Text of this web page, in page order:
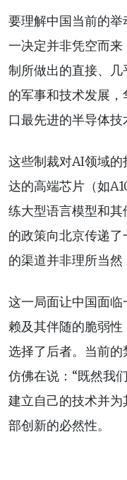
要理解中国当前的
一决定并非凭空而
制所做出的直接、
的军事和技术发展
口最先进的半导体技
这些制裁对AI领域
达的高端芯片（如
练大型语言模型和
的政策向北京传递
的渠道并非理所当然
这一局面让中国面
赖及其伴随的脆弱
选择了后者。当前的
仿佛在说：“既然我
建立自己的技术并
部创新的必然性。